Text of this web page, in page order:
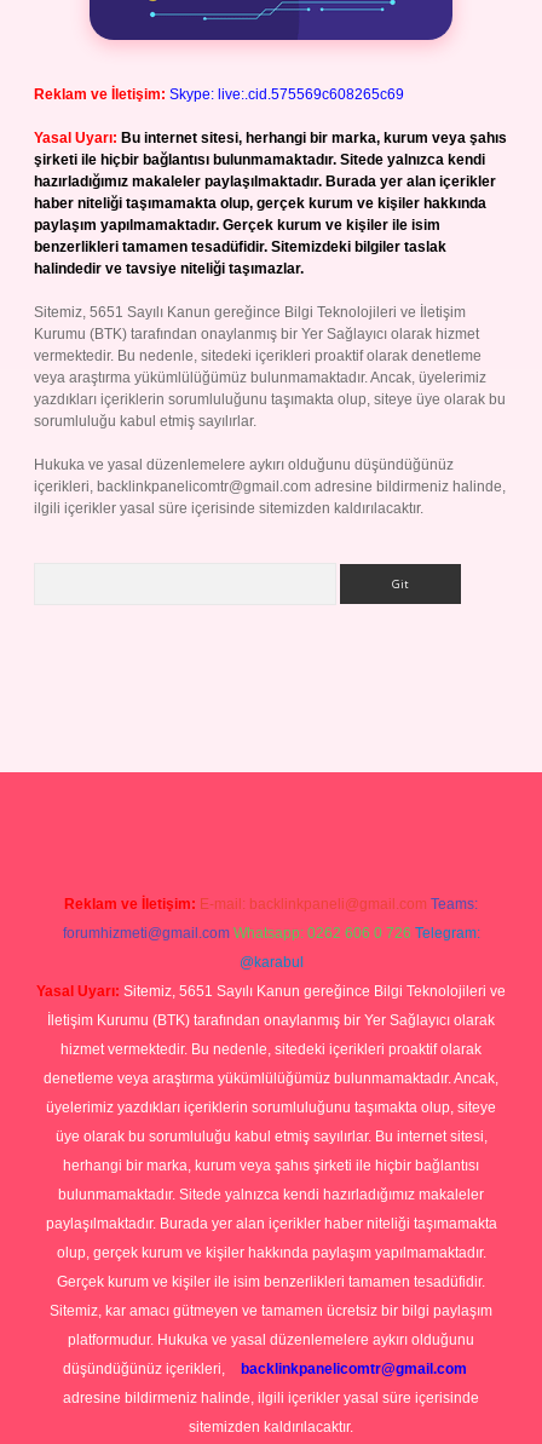
Reklam ve İletişim: Skype: live:.cid.575569c608265c69
Yasal Uyarı: Bu internet sitesi, herhangi bir marka, kurum veya şahıs
şirketi ile hiçbir bağlantısı bulunmamaktadır. Sitede yalnızca kendi
hazırladığımız makaleler paylaşılmaktadır. Burada yer alan içerikler
haber niteliği taşımamakta olup, gerçek kurum ve kişiler hakkında
paylaşım yapılmamaktadır. Gerçek kurum ve kişiler ile isim
benzerlikleri tamamen tesadüfidir. Sitemizdeki bilgiler taslak
halindedir ve tavsiye niteliği taşımazlar.
Sitemiz, 5651 Sayılı Kanun gereğince Bilgi Teknolojileri ve İletişim
Kurumu (BTK) tarafından onaylanmış bir Yer Sağlayıcı olarak hizmet
vermektedir. Bu nedenle, sitedeki içerikleri proaktif olarak denetleme
veya araştırma yükümlülüğümüz bulunmamaktadır. Ancak, üyelerimiz
yazdıkları içeriklerin sorumluluğunu taşımakta olup, siteye üye olarak bu
sorumluluğu kabul etmiş sayılırlar.
Hukuka ve yasal düzenlemelere aykırı olduğunu düşündüğünüz
içerikleri, backlinkpanelicomtr@gmail.com adresine bildirmeniz halinde,
ilgili içerikler yasal süre içerisinde sitemizden kaldırılacaktır.
Reklam ve İletişim: E-mail: backlinkpaneli@gmail.com Teams:
forumhizmeti@gmail.com Whatsapp: 0262 606 0 726 Telegram:
@karabul
Yasal Uyarı: Sitemiz, 5651 Sayılı Kanun gereğince Bilgi Teknolojileri ve
İletişim Kurumu (BTK) tarafından onaylanmış bir Yer Sağlayıcı olarak
hizmet vermektedir. Bu nedenle, sitedeki içerikleri proaktif olarak
denetleme veya araştırma yükümlülüğümüz bulunmamaktadır. Ancak,
üyelerimiz yazdıkları içeriklerin sorumluluğunu taşımakta olup, siteye
üye olarak bu sorumluluğu kabul etmiş sayılırlar. Bu internet sitesi,
herhangi bir marka, kurum veya şahıs şirketi ile hiçbir bağlantısı
bulunmamaktadır. Sitede yalnızca kendi hazırladığımız makaleler
paylaşılmaktadır. Burada yer alan içerikler haber niteliği taşımamakta
olup, gerçek kurum ve kişiler hakkında paylaşım yapılmamaktadır.
Gerçek kurum ve kişiler ile isim benzerlikleri tamamen tesadüfidir.
Sitemiz, kar amacı gütmeyen ve tamamen ücretsiz bir bilgi paylaşım
platformudur. Hukuka ve yasal düzenlemelere aykırı olduğunu
düşündüğünüz içerikleri,
backlinkpanelicomtr@gmail.com
adresine bildirmeniz halinde, ilgili içerikler yasal süre içerisinde
sitemizden kaldırılacaktır.